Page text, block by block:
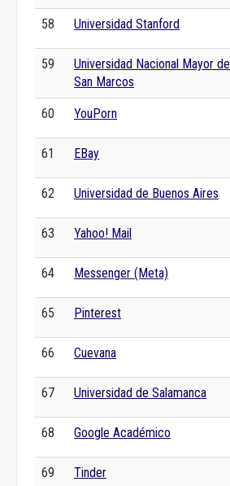
58 Universidad Stanford
59
Universidad Nacional Mayor de
San Marcos
60 YouPorn
61 EBay
62 Universidad de Buenos Aires
63 Yahoo! Mail
64 Messenger (Meta)
65 Pinterest
66 Cuevana
67 Universidad de Salamanca
68 Google Académico
69 Tinder